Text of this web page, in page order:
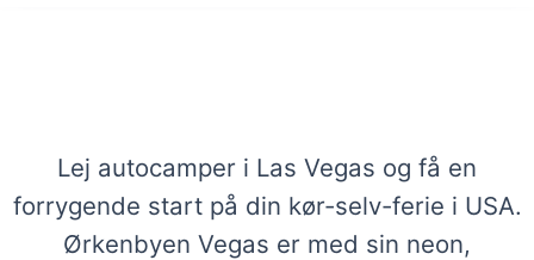
Lej autocamper i Las Vegas og få en
forrygende start på din kør-selv-ferie i USA.
Ørkenbyen Vegas er med sin neon,